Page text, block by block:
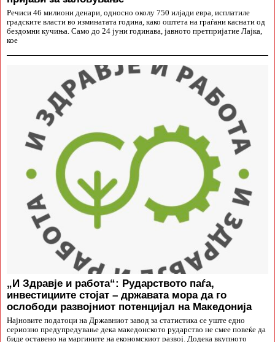
Речиси 46 милиони денари, односно околу 750 илјади евра, исплатиле
градските власти во изминатата година, како оштета на граѓани каснати од
бездомни кучиња. Само до 24 јуни годинава, јавното претпријатие Лајка,
кое
„И Здравје и работа“: Рударството паѓа,
инвестициите стојат – државата мора да го
ослободи развојниот потенцијал на Македонија
Најновите податоци на Државниот завод за статистика се уште едно
сериозно предупредување дека македонското рударство не смее повеќе да
биде оставено на маргините на економскиот развој. Додека вкупното